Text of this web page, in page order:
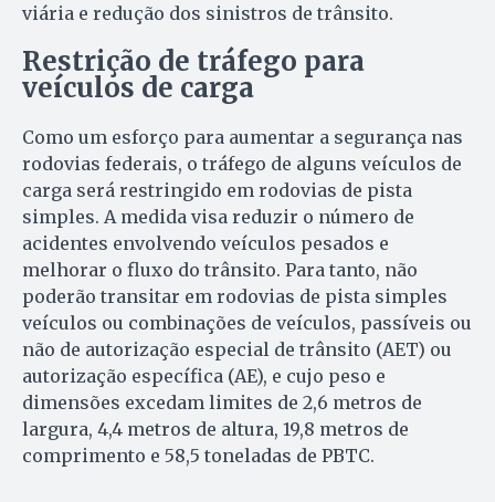
viária e redução dos sinistros de trânsito.
Restrição de tráfego para
veículos de carga
Como um esforço para aumentar a segurança nas
rodovias federais, o tráfego de alguns veículos de
carga será restringido em rodovias de pista
simples. A medida visa reduzir o número de
acidentes envolvendo veículos pesados e
melhorar o fluxo do trânsito. Para tanto, não
poderão transitar em rodovias de pista simples
veículos ou combinações de veículos, passíveis ou
não de autorização especial de trânsito (AET) ou
autorização específica (AE), e cujo peso e
dimensões excedam limites de 2,6 metros de
largura, 4,4 metros de altura, 19,8 metros de
comprimento e 58,5 toneladas de PBTC.